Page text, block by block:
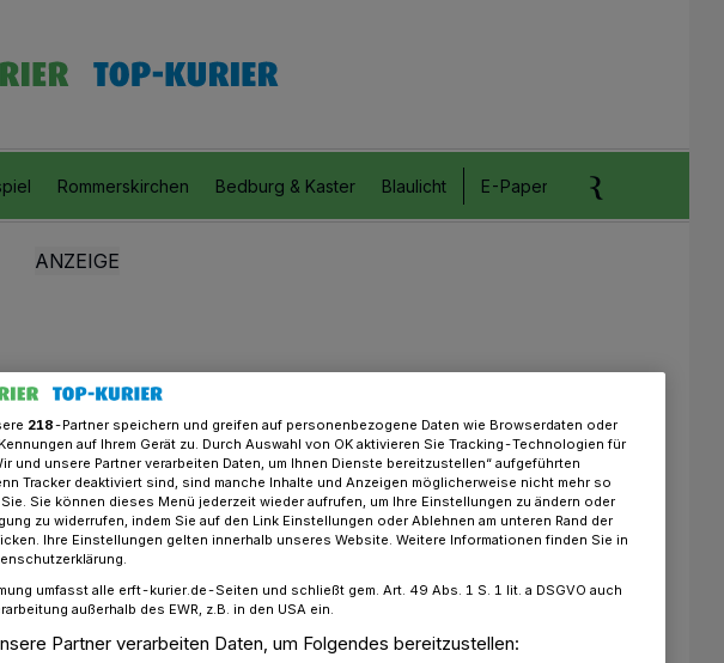
Rommerskirchen Bedburg & Kaster Blaulicht E-Paper Anzeigen aufgeben
218-Partner speichern und greifen auf personenbezogene Daten wie Browserdaten oder
auf Ihrem Gerät zu. Durch Auswahl von OK aktivieren Sie Tracking-Technologien für
und unsere Partner verarbeiten Daten, um Ihnen Dienste bereitzustellen“ aufgeführten
Tracker deaktiviert sind, sind manche Inhalte und Anzeigen möglicherweise nicht mehr so
Sie können dieses Menü jederzeit wieder aufrufen, um Ihre Einstellungen zu ändern oder
zu widerrufen, indem Sie auf den Link Einstellungen oder Ablehnen am unteren Rand der
Ihre Einstellungen gelten innerhalb unseres Website. Weitere Informationen finden Sie in
umfasst alle erft-kurier.de-Seiten und schließt gem. Art. 49 Abs. 1 S. 1 lit. a DSGVO auch
außerhalb des EWR, z.B. in den USA ein.
Partner verarbeiten Daten, um Folgendes bereitzustellen: